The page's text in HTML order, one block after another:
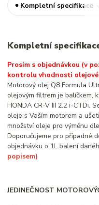
Kompletní specifikace
Kompletní
Prosím s objednávkou (v
kontrolu vhodnosti
Motorový olej Q8 Formula
olejovým filtrem je balíčkem,
HONDA CR-V III 2.2 i-CTDi.
oleje s Vaším motorem a
množství oleje pro výměnu
Doporučujeme pro případné
objednávku o 1L balení
popisem)
JEDINEČNOST